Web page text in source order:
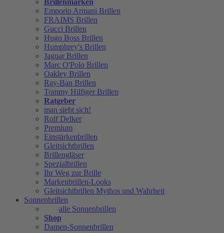
Brillenmarken
Emporio Armani Brillen
FRAIMS Brillen
Gucci Brillen
Hugo Boss Brillen
Humphrey's Brillen
Jaguar Brillen
Marc O'Polo Brillen
Oakley Brillen
Ray-Ban Brillen
Tommy Hilfiger Brillen
Ratgeber
man sieht sich!
Rolf Delker
Premium
Einstärkenbrillen
Gleitsichtbrillen
Brillengläser
Spezialbrillen
Ihr Weg zur Brille
Markenbrillen-Looks
Gleitsichtbrillen Mythos und Wahrheit
Sonnenbrillen
alle Sonnenbrillen
Shop
Damen-Sonnenbrillen